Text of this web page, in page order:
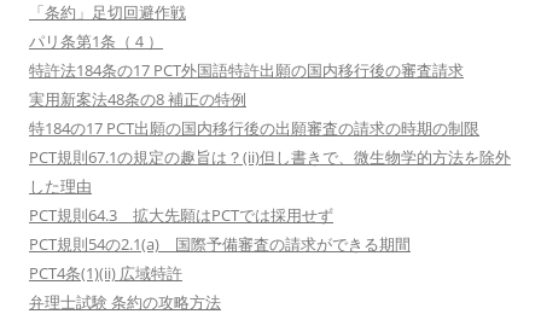
「条約」足切回避作戦
パリ条第1条（４）
特許法184条の17 PCT外国語特許出願の国内移行後の審査請求
実用新案法48条の8 補正の特例
特184の17 PCT出願の国内移行後の出願審査の請求の時期の制限
PCT規則67.1の規定の趣旨は？(ii)但し書きで、微生物学的方法を除外
した理由
PCT規則64.3 拡大先願はPCTでは採用せず
PCT規則54の2.1(a) 国際予備審査の請求ができる期間
PCT4条(1)(ii) 広域特許
弁理士試験 条約の攻略方法